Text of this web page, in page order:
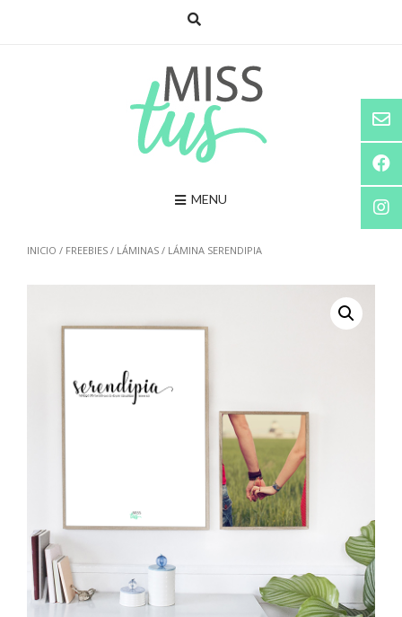
MENU
INICIO / FREEBIES / LÁMINAS / LÁMINA SERENDIPIA